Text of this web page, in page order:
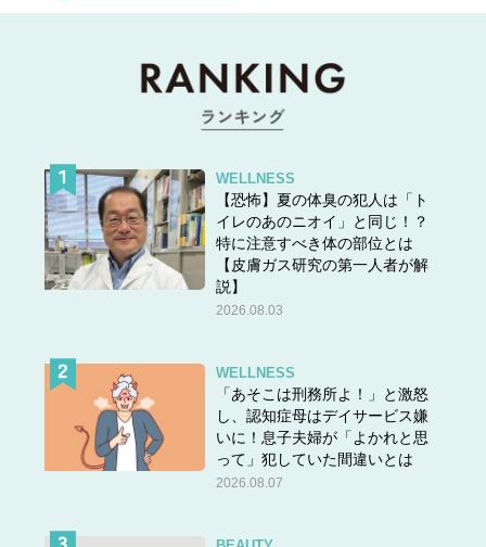
WELLNESS
【恐怖】夏の体臭の犯人は「ト
イレのあのニオイ」と同じ！？
特に注意すべき体の部位とは
【皮膚ガス研究の第一人者が解
説】
2026.08.03
WELLNESS
「あそこは刑務所よ！」と激怒
し、認知症母はデイサービス嫌
いに！息子夫婦が「よかれと思
って」犯していた間違いとは
2026.08.07